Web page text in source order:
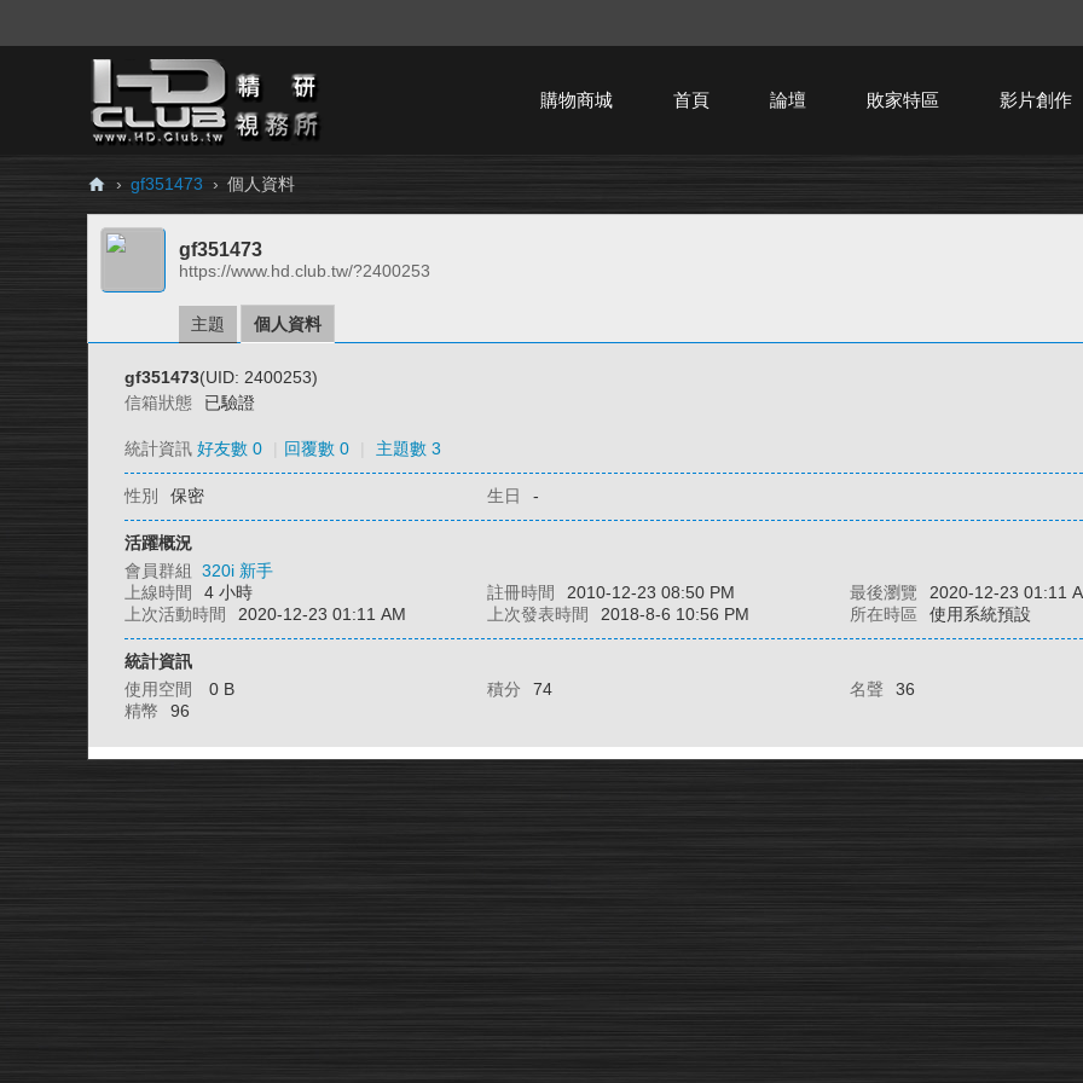
購物商城 首頁 論壇 敗家特區 影片創作
H
Cl
› gf351473 › 個人資料
gf351473
https://www.hd.club.tw/?2400253
主題 個人資料
gf351473(UID: 2400253)
信箱狀態
已驗證
統計資訊 好友數 0 回覆數 0 主題數 3
性別 保密 生日 -
活躍概況
會員群組 320i 新手
上線時間
4 小時 註冊時間 2010-12-23 08:50 PM 最後瀏覽
2020-12-23 01:11
上次活動時間
2020-12-23 01:11 AM 上次發表時間 2018-8-6 10:56 PM 所在時區 使用系統預設
統計資訊
使用空間
0 B 積分 74 名聲
36
精幣
96